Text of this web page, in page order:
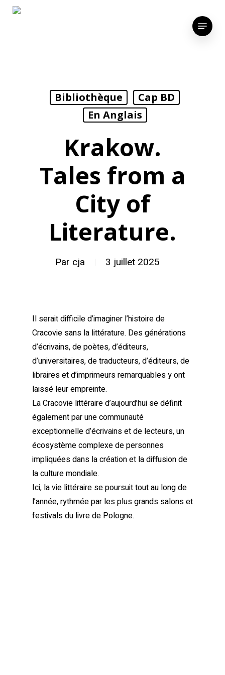
Skip
Menu
Bibliothèque
Cap BD
En Anglais
Krakow.
Tales from a
City of
Literature.
Par cja 3 juillet 2025
Il serait difficile d’imaginer l’histoire de
Cracovie sans la littérature. Des générations
d’écrivains, de poètes, d’éditeurs,
d’universitaires, de traducteurs, d’éditeurs, de
libraires et d’imprimeurs remarquables y ont
laissé leur empreinte.
La Cracovie littéraire d’aujourd’hui se définit
également par une communauté
exceptionnelle d’écrivains et de lecteurs, un
écosystème complexe de personnes
impliquées dans la création et la diffusion de
la culture mondiale.
Ici, la vie littéraire se poursuit tout au long de
l’année, rythmée par les plus grands salons et
festivals du livre de Pologne.